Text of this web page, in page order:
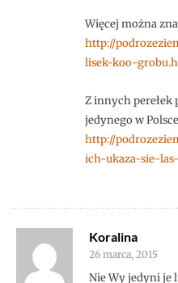
Więcej można
http://
lisek-koo-
Z innych perełek
jedynego w
http://
ich-ukaza-sie-
Koralina
26 marca, 2015
Nie Wy jedyni je